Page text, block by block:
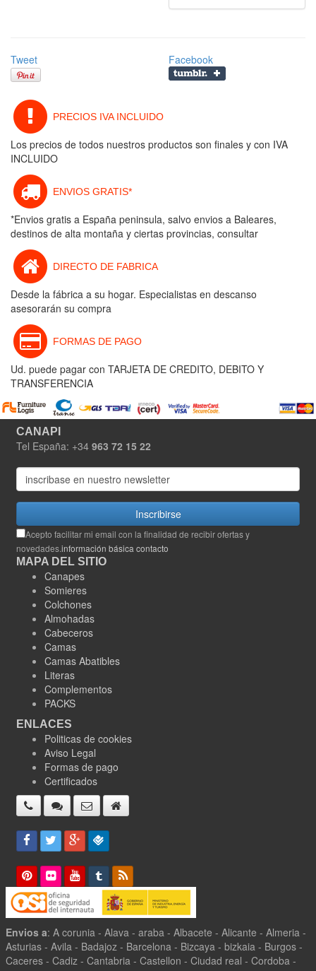
Tweet Facebook
PRECIOS IVA INCLUIDO
Los precios de todos nuestros productos son finales y con IVA
INCLUIDO
ENVIOS GRATIS*
*Envios gratis a España peninsula, salvo envios a Baleares,
destinos de alta montaña y ciertas provincias, consultar
DIRECTO DE FABRICA
Desde la fábrica a su hogar. Especialistas en descanso
asesorarán su compra
FORMAS DE PAGO
Ud. puede pagar con TARJETA DE CREDITO, DEBITO Y
TRANSFERENCIA
CANAPI
Tel España: +34 963 72 15 22
Inscribirse
Acepto facilitar mi email con la finalidad de recibir ofertas y
novedades.información básica contacto
MAPA DEL SITIO
Canapes
Somieres
Colchones
Almohadas
Cabeceros
Camas
Camas Abatibles
Literas
Complementos
PACKS
ENLACES
Politicas de cookies
Aviso Legal
Formas de pago
Certificados
Envios a: A corunia - Alava - araba - Albacete - Alicante - Almeria -
Asturias - Avila - Badajoz - Barcelona - Bizcaya - bizkaia - Burgos -
Caceres - Cadiz - Cantabria - Castellon - Ciudad real - Cordoba -